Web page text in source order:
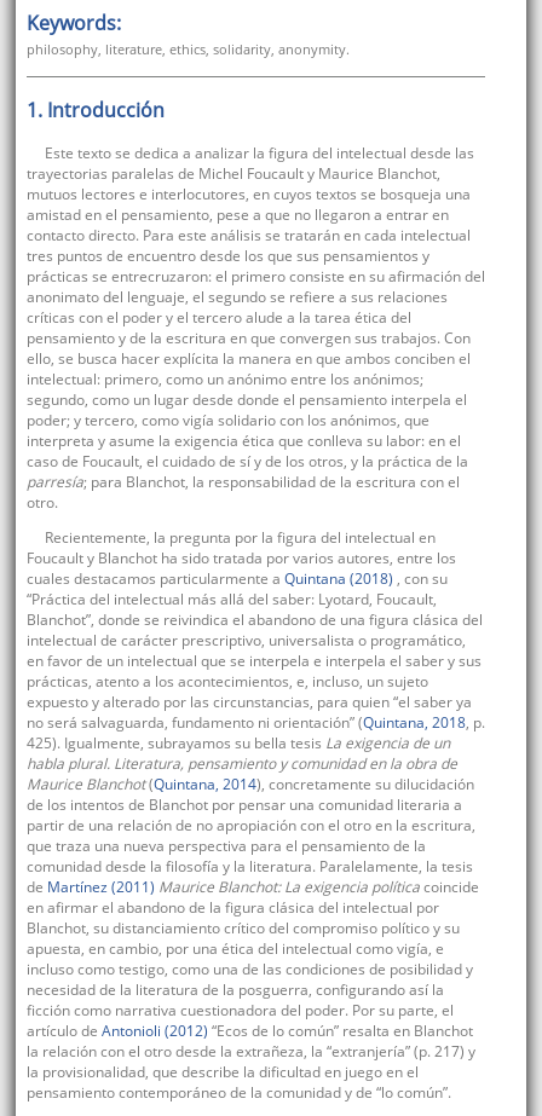
Keywords:
philosophy, literature, ethics, solidarity, anonymity.
1. Introducción
Este texto se dedica a analizar la figura del intelectual desde las
trayectorias paralelas de Michel Foucault y Maurice Blanchot,
mutuos lectores e interlocutores, en cuyos textos se bosqueja una
amistad en el pensamiento, pese a que no llegaron a entrar en
contacto directo. Para este análisis se tratarán en cada intelectual
tres puntos de encuentro desde los que sus pensamientos y
prácticas se entrecruzaron: el primero consiste en su afirmación del
anonimato del lenguaje, el segundo se refiere a sus relaciones
críticas con el poder y el tercero alude a la tarea ética del
pensamiento y de la escritura en que convergen sus trabajos. Con
ello, se busca hacer explícita la manera en que ambos conciben el
intelectual: primero, como un anónimo entre los anónimos;
segundo, como un lugar desde donde el pensamiento interpela el
poder; y tercero, como vigía solidario con los anónimos, que
interpreta y asume la exigencia ética que conlleva su labor: en el
caso de Foucault, el cuidado de sí y de los otros, y la práctica de la
parresía; para Blanchot, la responsabilidad de la escritura con el
otro.
Recientemente, la pregunta por la figura del intelectual en
Foucault y Blanchot ha sido tratada por varios autores, entre los
cuales destacamos particularmente a Quintana (2018) , con su
“Práctica del intelectual más allá del saber: Lyotard, Foucault,
Blanchot”, donde se reivindica el abandono de una figura clásica del
intelectual de carácter prescriptivo, universalista o programático,
en favor de un intelectual que se interpela e interpela el saber y sus
prácticas, atento a los acontecimientos, e, incluso, un sujeto
expuesto y alterado por las circunstancias, para quien “el saber ya
no será salvaguarda, fundamento ni orientación” (Quintana, 2018, p.
425). Igualmente, subrayamos su bella tesis La exigencia de un
habla plural. Literatura, pensamiento y comunidad en la obra de
Maurice Blanchot(Quintana, 2014), concretamente su dilucidación
de los intentos de Blanchot por pensar una comunidad literaria a
partir de una relación de no apropiación con el otro en la escritura,
que traza una nueva perspectiva para el pensamiento de la
comunidad desde la filosofía y la literatura. Paralelamente, la tesis
de Martínez (2011) Maurice Blanchot: La exigencia políticacoincide
en afirmar el abandono de la figura clásica del intelectual por
Blanchot, su distanciamiento crítico del compromiso político y su
apuesta, en cambio, por una ética del intelectual como vigía, e
incluso como testigo, como una de las condiciones de posibilidad y
necesidad de la literatura de la posguerra, configurando así la
ficción como narrativa cuestionadora del poder. Por su parte, el
artículo de Antonioli (2012) “Ecos de lo común” resalta en Blanchot
la relación con el otro desde la extrañeza, la “extranjería” (p. 217) y
la provisionalidad, que describe la dificultad en juego en el
pensamiento contemporáneo de la comunidad y de “lo común”.